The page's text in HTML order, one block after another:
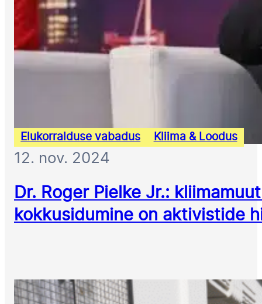
Elukorralduse vabadus Kliima & Loodus
12. nov. 2024
Dr. Roger Pielke Jr.:
kokkusidumine on aktivistide